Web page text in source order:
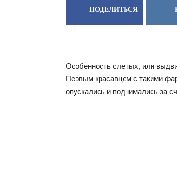
ПОДЕЛИТЬСЯ
Особенность слепых, или
Первым красавцем с такими
опускались и поднимались за